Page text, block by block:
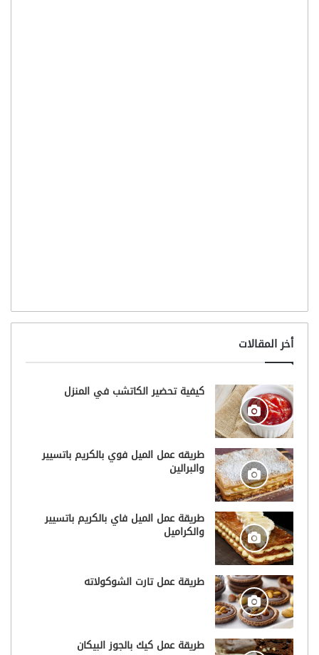
أخر المقالات
كيفية تحضير الكاتشب في المنزل
طريقه عمل الميل فوي بالكريم باتسيير
والبرالين
طريقة عمل الميل فاي بالكريم باتسيير
والكراميل
طريقة عمل تارت الشوكولاته
طريقة عمل كيك بالجوز البيكان